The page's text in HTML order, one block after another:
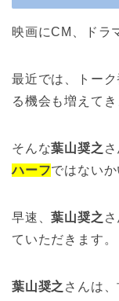
映画にCM、ドラ
最近では、トー
る機会も増えてき
そんな葉山奨之
ハーフではないか
早速、葉山奨之
ていただきます。
葉山奨之 さんは